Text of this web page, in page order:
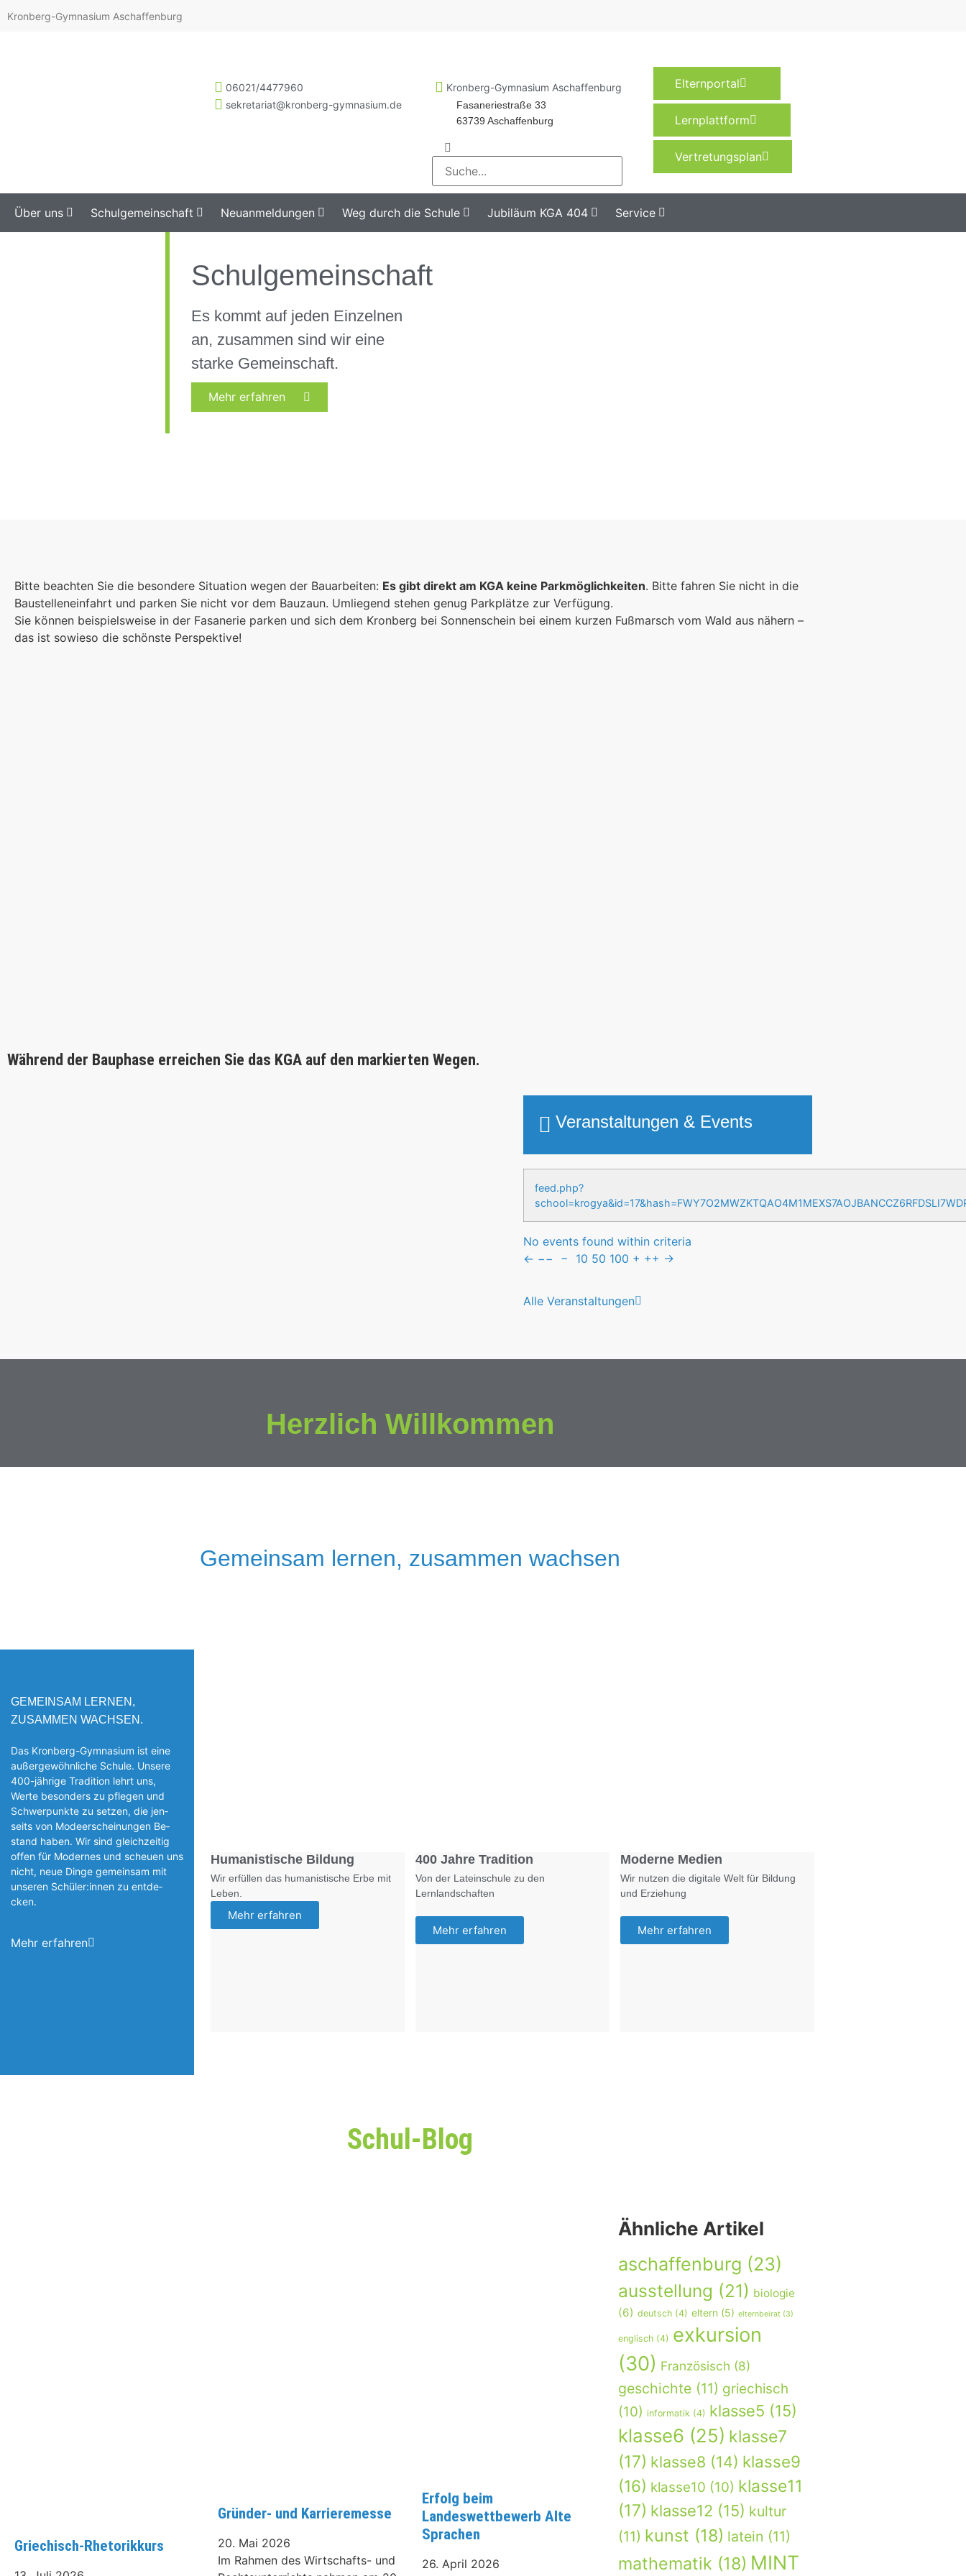
Kronberg-Gymnasium Aschaffenburg
06021/4477960
sekretariat@kronberg-gymnasium.de
Kronberg-Gymnasium Aschaffenburg
Fasaneriestraße 33
63739 Aschaffenburg
Elternportal
Lernplattform
Vertretungsplan
Über uns Schulgemeinschaft Neuanmeldungen Weg durch die Schule Jubiläum KGA 404 Service
Schulgemeinschaft
Es kommt auf jeden Einzelnen
an, zusammen sind wir eine
starke Gemeinschaft.
Mehr erfahren
Bitte beachten Sie die besondere Situation wegen der Bauarbeiten: Es gibt direkt am KGA keine Parkmöglichkeiten. Bitte fahren Sie nicht in die
Baustelleneinfahrt und parken Sie nicht vor dem Bauzaun. Umliegend stehen genug Parkplätze zur Verfügung.
Sie können beispielsweise in der Fasanerie parken und sich dem Kronberg bei Sonnenschein bei einem kurzen Fußmarsch vom Wald aus nähern –
das ist sowieso die schönste Perspektive!
Während der Bauphase erreichen Sie das KGA auf den markierten Wegen.
Veranstaltungen & Events
feed.php?
No events found within criteria
← −− − 10 50 100 + ++ →
Alle Veranstaltungen
Herzlich Willkommen
Gemeinsam lernen, zusammen wachsen
GEMEINSAM LERNEN,
ZUSAMMEN WACHSEN.
Das Kronberg-Gymnasium ist eine
außergewöhnliche Schule. Unsere
400-jährige Tradition lehrt uns,
Werte besonders zu pflegen und
Schwerpunkte zu setzen, die jen­
seits von Modeerscheinungen Be­
stand haben. Wir sind gleichzeitig
offen für Modernes und scheuen uns
nicht, neue Dinge gemeinsam mit
unseren Schüler:innen zu entde­
cken.
Mehr erfahren
Humanistische Bildung
Wir erfüllen das humanistische Erbe mit
Leben.
Mehr erfahren
400 Jahre Tradition
Von der Lateinschule zu den
Lernlandschaften
Mehr erfahren
Moderne Medien
Wir nutzen die digitale Welt für Bildung
und Erziehung
Mehr erfahren
Schul-Blog
Griechisch-Rhetorikkurs
Gründer- und Karrieremesse
20. Mai 2026
Im Rahmen des Wirtschafts- und
Erfolg beim
Landeswettbewerb Alte
Sprachen
26. April 2026
Ähnliche Artikel
aschaffenburg (23)
ausstellung (21) biologie
(6) deutsch (4) eltern (5) elternbeirat (3)
englisch (4) exkursion
(30) Französisch (8)
geschichte (11) griechisch
(10) informatik (4) klasse5 (15)
klasse6 (25) klasse7
(17) klasse8 (14) klasse9
(16) klasse10 (10) klasse11
(17) klasse12 (15) kultur
(11) kunst (18) latein (11)
mathematik (18) MINT